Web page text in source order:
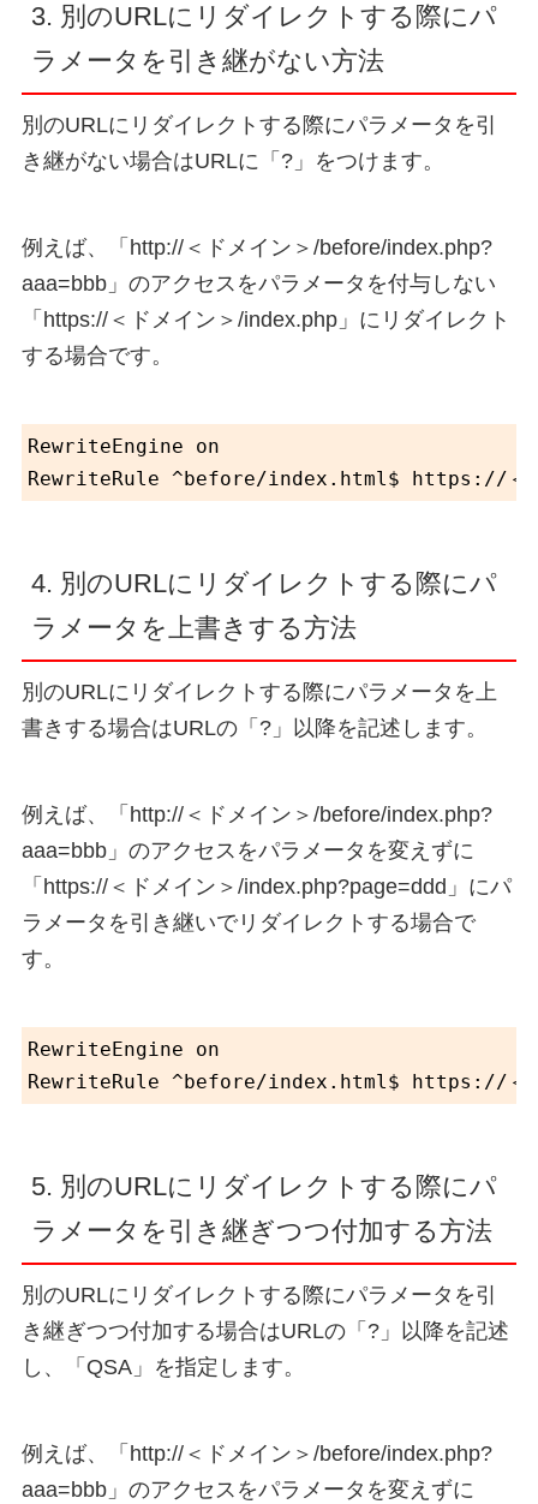
3. 別のURLにリダイレクトする際にパ
ラメータを引き継がない方法
別のURLにリダイレクトする際にパラメータを引
き継がない場合はURLに「?」をつけます。
例えば、「http://＜ドメイン＞/before/index.php?
aaa=bbb」のアクセスをパラメータを付与しない
「https://＜ドメイン＞/index.php」にリダイレクト
する場合です。
RewriteEngine on
4. 別のURLにリダイレクトする際にパ
ラメータを上書きする方法
別のURLにリダイレクトする際にパラメータを上
書きする場合はURLの「?」以降を記述します。
例えば、「http://＜ドメイン＞/before/index.php?
aaa=bbb」のアクセスをパラメータを変えずに
「https://＜ドメイン＞/index.php?page=ddd」にパ
ラメータを引き継いでリダイレクトする場合で
す。
RewriteEngine on
5. 別のURLにリダイレクトする際にパ
ラメータを引き継ぎつつ付加する方法
別のURLにリダイレクトする際にパラメータを引
き継ぎつつ付加する場合はURLの「?」以降を記述
し、「QSA」を指定します。
例えば、「http://＜ドメイン＞/before/index.php?
aaa=bbb」のアクセスをパラメータを変えずに